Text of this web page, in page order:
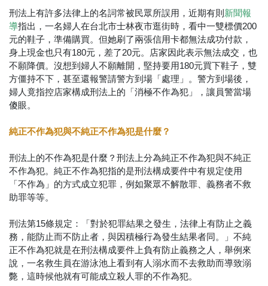
刑法上有許多法律上的名詞常被民眾所誤用，近期有則 新聞報
導指出，一名婦人在台北市士林夜市逛街時，看中一雙標價200
元的鞋子，準備購買。但她刷了兩張信用卡都無法成功付款，
身上現金也只有180元，差了20元。店家因此表示無法成交，也
不願降價。沒想到婦人不願離開，堅持要用180元買下鞋子，雙
方僵持不下，甚至還報警請警方到場「處理」。警方到場後，
婦人竟指控店家構成刑法上的「消極不作為犯」，讓員警當場
傻眼。
純正不作為犯與不純正不作為犯是什麼？
刑法上的不作為犯是什麼？刑法上分為純正不作為犯與不純正
不作為犯。純正不作為犯指的是刑法構成要件中有規定使用
「不作為」的方式成立犯罪，例如聚眾不解散罪、義務者不救
助罪等等。
刑法第15條規定：「對於犯罪結果之發生，法律上有防止之義
務，能防止而不防止者，與因積極行為發生結果者同。」不純
正不作為犯就是在刑法構成要件上負有防止義務之人，舉例來
說，一名救生員在游泳池上看到有人溺水而不去救助而導致溺
斃，這時候他就有可能成立殺人罪的不作為犯。